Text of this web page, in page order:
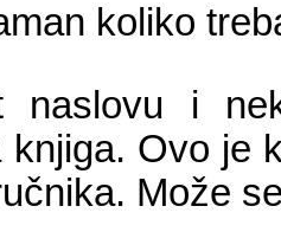
koliko
naslovu i
knjiga. Ovo je
Može